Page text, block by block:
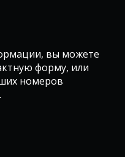
вы можете
форму, или
номеров